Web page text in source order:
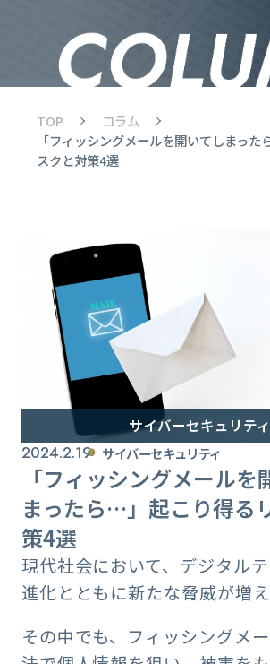
TOP
コラム
「フィッシングメールを開いてしまっ
スクと対策4選
サイバーセキュリティ
2024.2.19 サイバーセキュリティ
「フィッシングメールを
まったら…」起こり得る
策4選
現代社会において、デジタル
進化とともに新たな脅威が増え
その中でも、フィッシングメ